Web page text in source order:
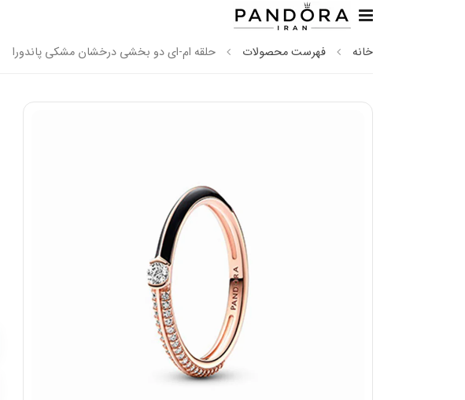
خانه فهرست محصولات حلقه ام-ای دو بخشی درخشان مشکی پاندورا